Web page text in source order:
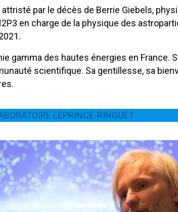
par le décès de Berrie Giebels,
en charge de la physique des
gamma des hautes énergies en France.
scientifique. Sa gentillesse, sa
LEPRINCE-RINGUET